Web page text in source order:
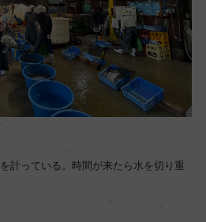
計っている。時間が来たら水を切り重